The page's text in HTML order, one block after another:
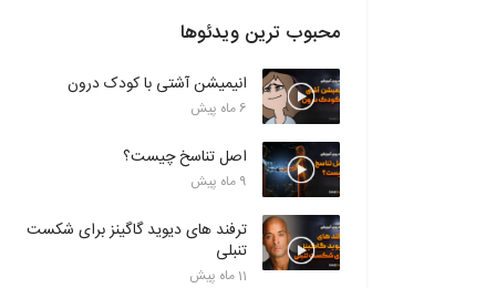
محبوب ترین ویدئوها
انیمیشن آشتی با کودک درون
6 ماه پیش
اصل تناسخ چیست؟
9 ماه پیش
ترفند های دیوید گاگینز برای شکست
تنبلی
11 ماه پیش